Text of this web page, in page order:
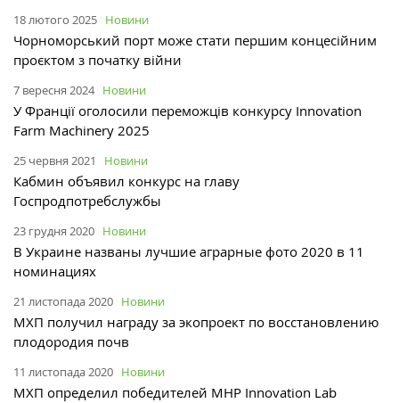
18 лютого 2025 Новини
Чорноморський порт може стати першим концесійним
проєктом з початку війни
7 вересня 2024 Новини
У Франції оголосили переможців конкурсу Innovation
Farm Machinery 2025
25 червня 2021 Новини
Кабмин объявил конкурс на главу
Госпродпотребслужбы
23 грудня 2020 Новини
В Украине названы лучшие аграрные фото 2020 в 11
номинациях
21 листопада 2020 Новини
МХП получил награду за экопроект по восстановлению
плодородия почв
11 листопада 2020 Новини
МХП определил победителей MHP Innovation Lab